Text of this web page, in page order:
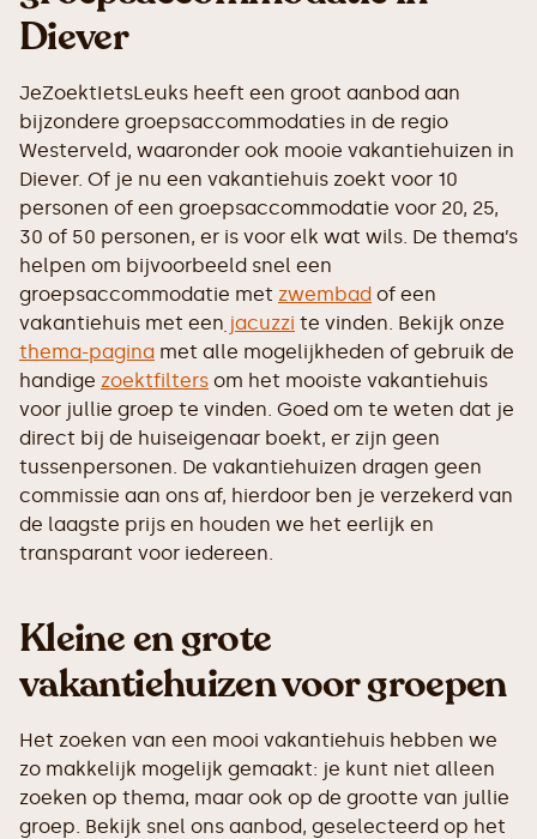
Diever
JeZoektIetsLeuks heeft een groot aanbod aan
bijzondere groepsaccommodaties in de regio
Westerveld, waaronder ook mooie vakantiehuizen in
Diever. Of je nu een vakantiehuis zoekt voor 10
personen of een groepsaccommodatie voor 20, 25,
30 of 50 personen, er is voor elk wat wils. De thema’s
helpen om bijvoorbeeld snel een
groepsaccommodatie met zwembad of een
vakantiehuis met een jacuzzi te vinden. Bekijk onze
thema-pagina met alle mogelijkheden of gebruik de
handige zoektfilters om het mooiste vakantiehuis
voor jullie groep te vinden. Goed om te weten dat je
direct bij de huiseigenaar boekt, er zijn geen
tussenpersonen. De vakantiehuizen dragen geen
commissie aan ons af, hierdoor ben je verzekerd van
de laagste prijs en houden we het eerlijk en
transparant voor iedereen.
Kleine en grote
vakantiehuizen voor groepen
Het zoeken van een mooi vakantiehuis hebben we
zo makkelijk mogelijk gemaakt: je kunt niet alleen
zoeken op thema, maar ook op de grootte van jullie
groep. Bekijk snel ons aanbod, geselecteerd op het